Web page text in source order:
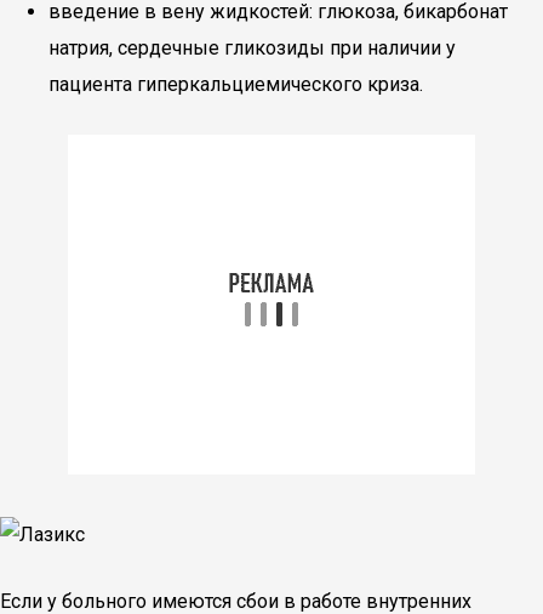
введение в вену жидкостей: глюкоза, бикарбонат
натрия, сердечные гликозиды при наличии у
пациента гиперкальциемического криза.
Если у больного имеются сбои в работе внутренних